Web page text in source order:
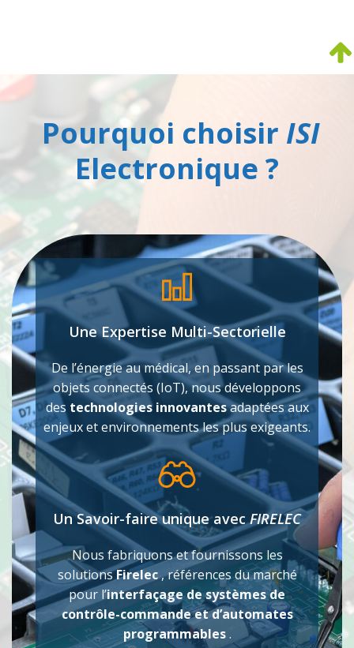
Pourquoi choisir ISI
Electronique ?
Une Expertise Multi-Sectorielle
De l’énergie au médical, en passant par les
objets connectés (IoT), nous développons
des technologies innovantesadaptées aux
enjeux et environnements les plus exigeants.
Un Savoir-faire unique avecFIRELEC
Nous fabriquons et fournissons les
solutionsFirelec, références du marché
pour l’interfaçage de systèmes de
contrôle-commande et d’automates
programmables .